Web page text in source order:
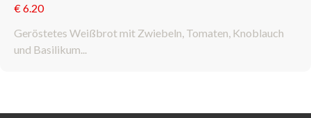
€ 6.20
Geröstetes Weißbrot mit Zwiebeln, Tomaten, Knoblauch
und Basilikum...